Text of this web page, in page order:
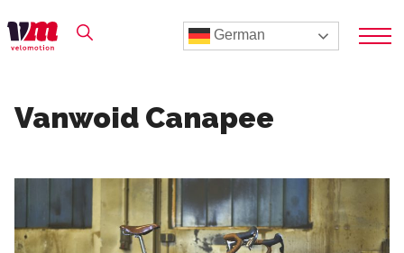
German
Vanwoid Canapee